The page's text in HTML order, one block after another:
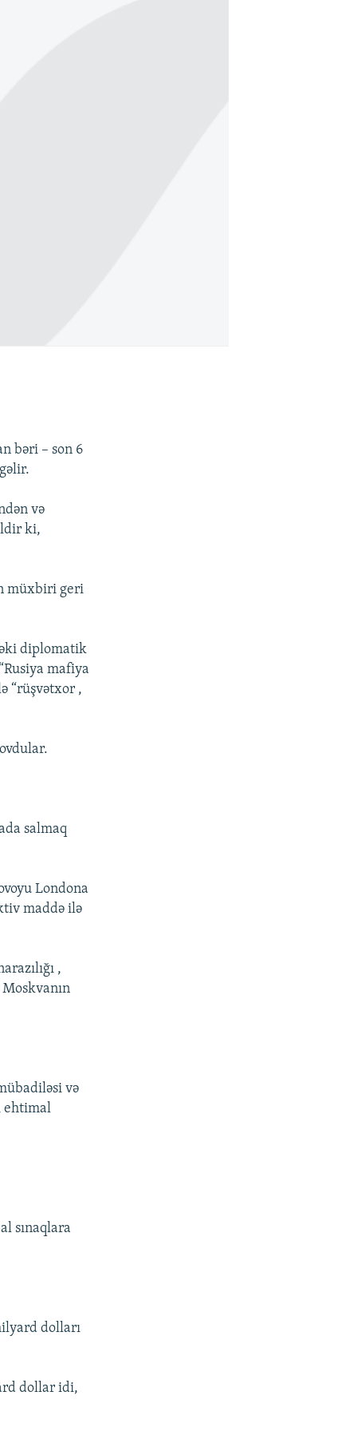
bəri – son 6
və
ki,
müxbiri geri
diplomatik
mafiya
“rüşvətxor ,
salmaq
Londona
maddə ilə
,
və
ehtimal
sınaqlara
dolları
dollar idi,